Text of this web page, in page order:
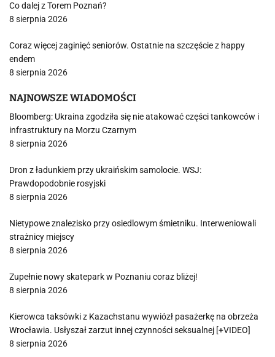
Co dalej z Torem Poznań?
8 sierpnia 2026
Coraz więcej zaginięć seniorów. Ostatnie na szczęście z happy
endem
8 sierpnia 2026
NAJNOWSZE WIADOMOŚCI
Bloomberg: Ukraina zgodziła się nie atakować części tankowców i
infrastruktury na Morzu Czarnym
8 sierpnia 2026
Dron z ładunkiem przy ukraińskim samolocie. WSJ:
Prawdopodobnie rosyjski
8 sierpnia 2026
Nietypowe znalezisko przy osiedlowym śmietniku. Interweniowali
strażnicy miejscy
8 sierpnia 2026
Zupełnie nowy skatepark w Poznaniu coraz bliżej!
8 sierpnia 2026
Kierowca taksówki z Kazachstanu wywiózł pasażerkę na obrzeża
Wrocławia. Usłyszał zarzut innej czynności seksualnej [+VIDEO]
8 sierpnia 2026